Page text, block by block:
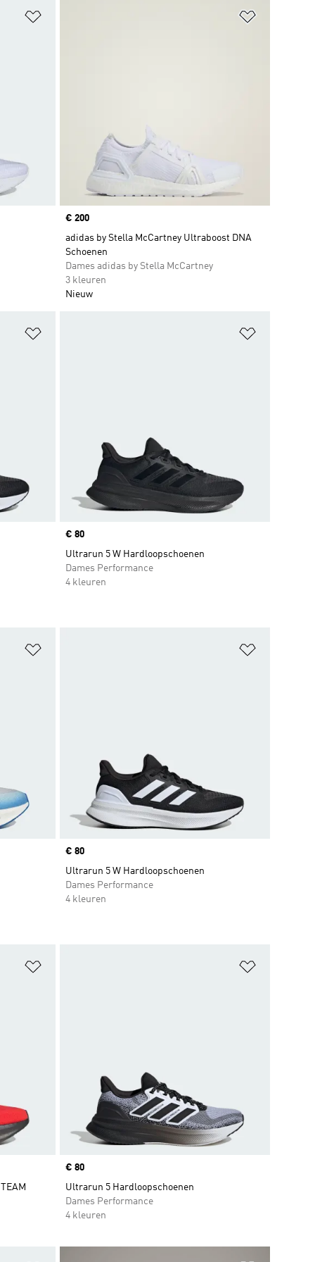
Price
€ 200
adidas by Stella McCartney Ultraboost DNA
Schoenen
Dames adidas by Stella McCartney
3 kleuren
Nieuw
Price
€ 80
Ultrarun 5 W Hardloopschoenen
Dames Performance
4 kleuren
Price
€ 80
Ultrarun 5 W Hardloopschoenen
Dames Performance
4 kleuren
Price
€ 80
Ultrarun 5 Hardloopschoenen
Dames Performance
4 kleuren